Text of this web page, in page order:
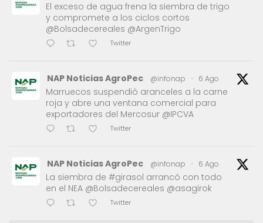
El exceso de agua frena la siembra de trigo
y compromete a los ciclos cortos
@Bolsadecereales @ArgenTrigo
Twitter
NAP Noticias AgroPec @infonap · 6 Ago
Marruecos suspendió aranceles a la carne
roja y abre una ventana comercial para
exportadores del Mercosur @IPCVA
Twitter
NAP Noticias AgroPec @infonap · 6 Ago
La siembra de #girasol arrancó con todo
en el NEA @Bolsadecereales @asagirok
Twitter